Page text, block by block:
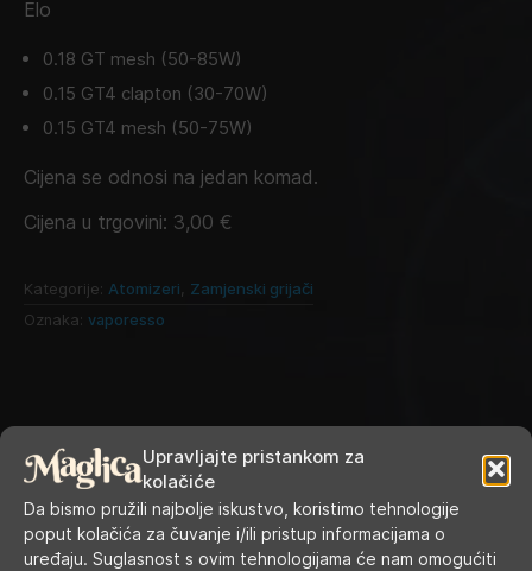
Upravljajte pristankom za
kolačiće
Da bismo pružili najbolje iskustvo, koristimo tehnologije
poput kolačića za čuvanje i/ili pristup informacijama o
uređaju. Suglasnost s ovim tehnologijama će nam omogućiti
Elo
0.18 GT mesh (50-85W)
0.15 GT4 clapton (30-70W)
0.15 GT4 mesh (50-75W)
Cijena se odnosi na jedan komad.
Cijena u trgovini: 3,00 €
Kategorije: Atomizeri Zamjenski grijači
Oznaka: vaporesso